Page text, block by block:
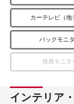
カーテレビ（地
バックモニ
後席モニタ
インテリア